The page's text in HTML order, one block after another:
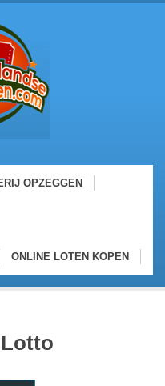
OPZEGGEN
ONLINE LOTEN KOPEN